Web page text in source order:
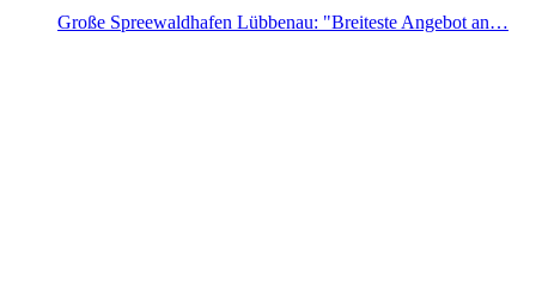
Große Spreewaldhafen Lübbenau: "Breiteste Angebot an…